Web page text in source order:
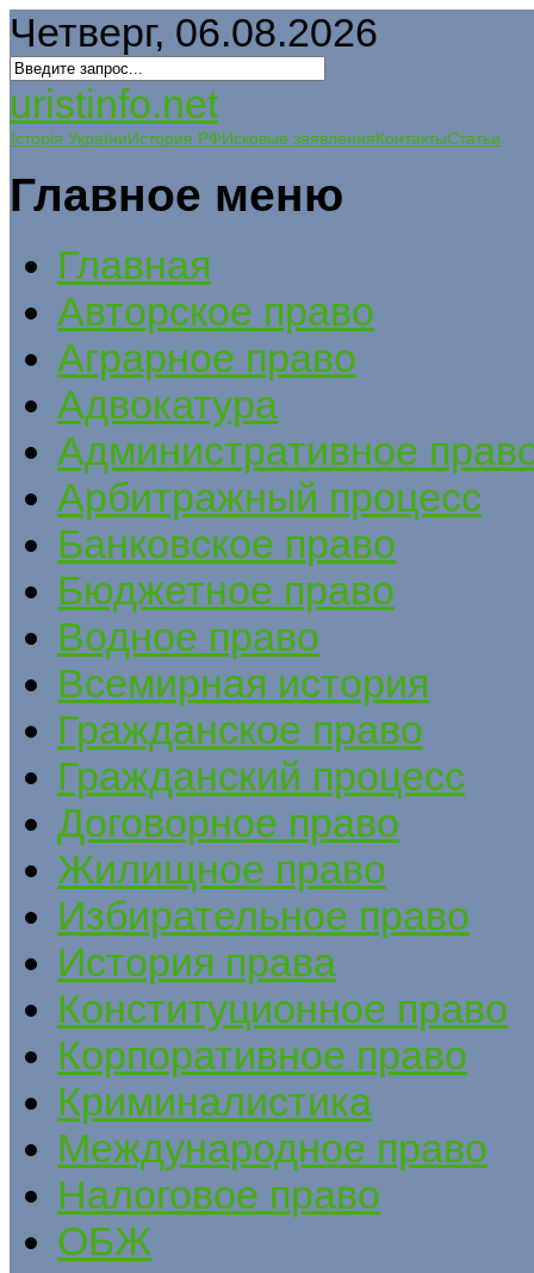
Четверг, 06.08.2026
uristinfo.net
Історія УкраїниИстория РФИсковые заявленияКонтактыСтатьи
Главное меню
Главная
Авторское право
Аграрное право
Адвокатура
Административное
Арбитражный процесс
Банковское право
Бюджетное право
Водное право
Всемирная история
Гражданское право
Гражданский процесс
Договорное право
Жилищное право
Избирательное право
История права
Конституционное право
Корпоративное право
Криминалистика
Международное право
Налоговое право
ОБЖ